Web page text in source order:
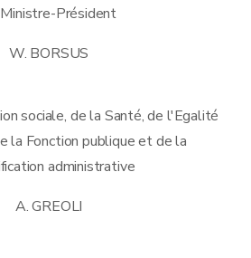
Président
W. BORSUS
sociale, de la Santé, de l'Egalité
la Fonction publique et de la
administrative
A. GREOLI